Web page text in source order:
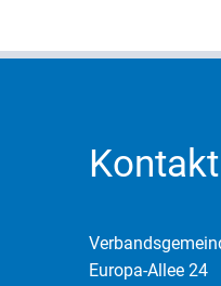
Kontakt
Europa-Allee 24